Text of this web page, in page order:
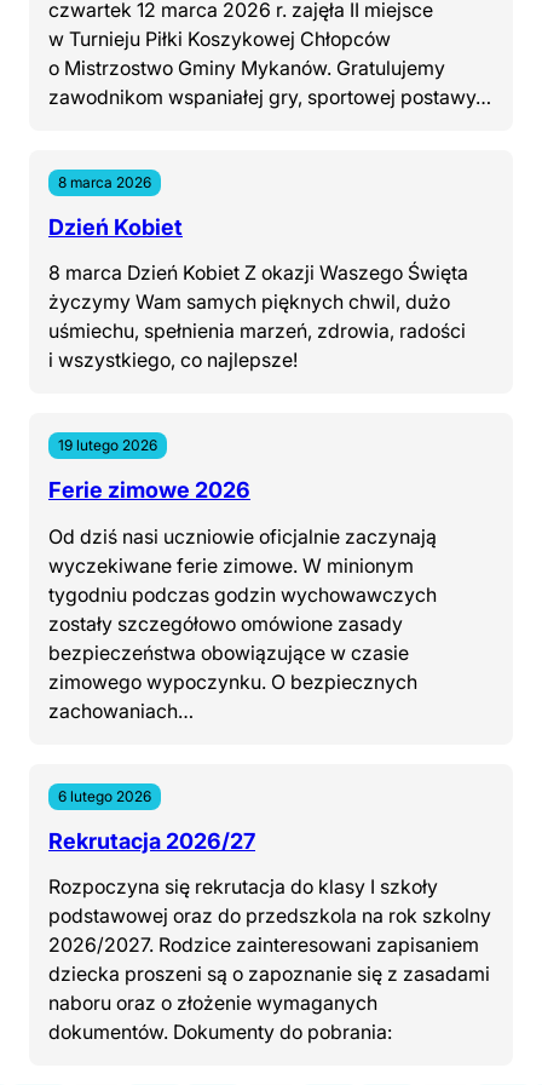
czwartek 12 marca 2026 r. zajęła II miejsce
w Turnieju Piłki Koszykowej Chłopców
o Mistrzostwo Gminy Mykanów. Gratulujemy
zawodnikom wspaniałej gry, sportowej postawy…
8 marca 2026
Dzień Kobiet
8 marca Dzień Kobiet Z okazji Waszego Święta
życzymy Wam samych pięknych chwil, dużo
uśmiechu, spełnienia marzeń, zdrowia, radości
i wszystkiego, co najlepsze!
19 lutego 2026
Ferie zimowe 2026
Od dziś nasi uczniowie oficjalnie zaczynają
wyczekiwane ferie zimowe. W minionym
tygodniu podczas godzin wychowawczych
zostały szczegółowo omówione zasady
bezpieczeństwa obowiązujące w czasie
zimowego wypoczynku. O bezpiecznych
zachowaniach…
6 lutego 2026
Rekrutacja 2026/27
Rozpoczyna się rekrutacja do klasy I szkoły
podstawowej oraz do przedszkola na rok szkolny
2026/2027. Rodzice zainteresowani zapisaniem
dziecka proszeni są o zapoznanie się z zasadami
naboru oraz o złożenie wymaganych
dokumentów. Dokumenty do pobrania: